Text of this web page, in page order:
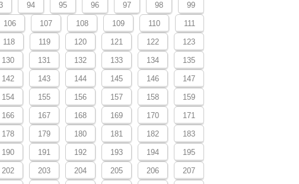
94 95 96 97 98 99
106 107 108 109 110 111
118 119 120 121 122 123
130 131 132 133 134 135
142 143 144 145 146 147
154 155 156 157 158 159
166 167 168 169 170 171
178 179 180 181 182 183
190 191 192 193 194 195
202 203 204 205 206 207